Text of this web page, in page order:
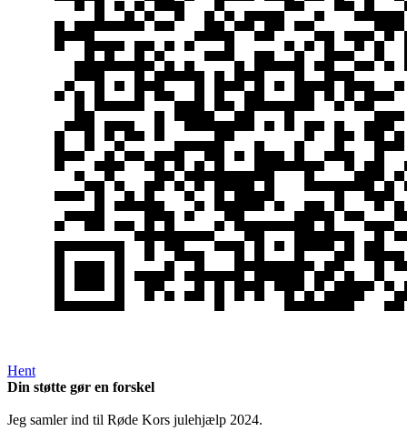
Hent
Din støtte gør en forskel
Jeg samler ind til Røde Kors julehjælp 2024.